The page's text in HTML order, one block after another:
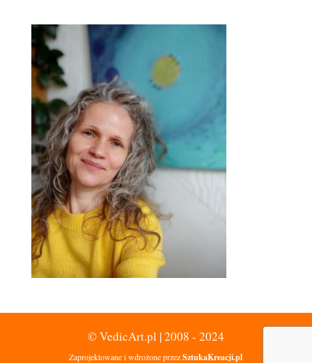
© VedicArt.pl | 2008 - 2024
Zaprojektowane i wdrożone przezSztukaKreacji.pl